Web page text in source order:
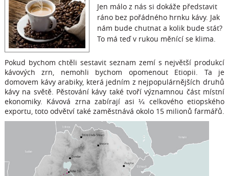
Jen málo z nás si dokáže představit
ráno bez pořádného hrnku kávy. Jak
nám bude chutnat a kolik bude stát?
To má teď v rukou měnící se klima.
Pokud bychom chtěli sestavit seznam zemí s největší produkcí
kávových zrn, nemohli bychom opomenout Etiopii. Ta je
domovem kávy arabiky, která jedním z nejpopulárnějších druhů
kávy na světě. Pěstování kávy také tvoří významnou část místní
ekonomiky. Kávová zrna zabírají asi ¼ celkového etiopského
exportu, toto odvětví také zaměstnává okolo 15 milionů farmářů.